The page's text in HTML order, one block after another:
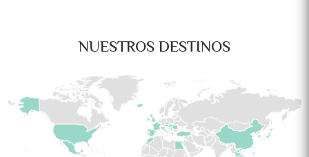
NUESTROS DESTINOS